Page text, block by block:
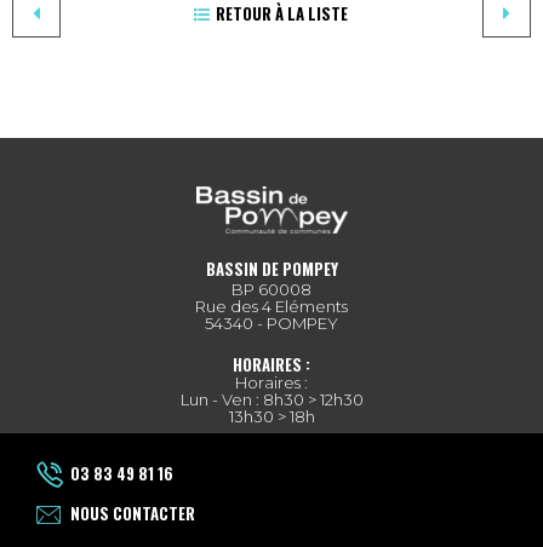
RETOUR À LA LISTE
BASSIN DE POMPEY
BP 60008
Rue des 4 Eléments
54340 - POMPEY
HORAIRES :
Horaires :
Lun - Ven : 8h30 > 12h30
13h30 > 18h
03 83 49 81 16
NOUS CONTACTER